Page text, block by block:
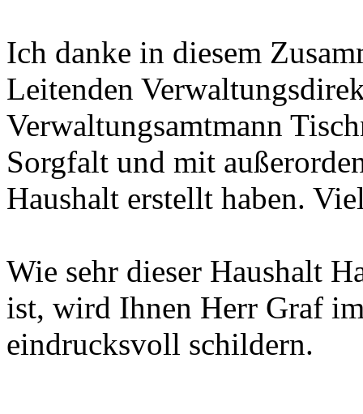
Ich danke in diesem
Leitenden
Verwaltungsamtmann
Sorgfalt und mit
Haushalt erstellt haben.
Wie sehr dieser Haushalt
ist, wird Ihnen Herr Graf
eindrucksvoll schildern.